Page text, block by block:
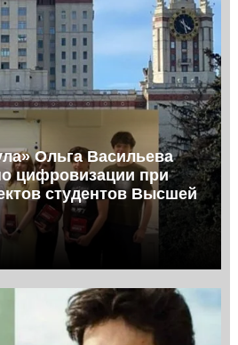
Ольга Васильева
цифровизации при
студентов Высшей